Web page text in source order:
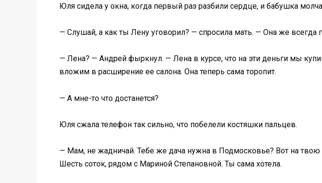
Юля сидела у окна, когда первый раз разбили сердце, и бабушка
— Слушай, а как ты Лену уговорил? — спросила мать. — Она же всегда
— Лена? — Андрей фыркнул. — Лена в курсе, что на эти деньги мы
вложим в расширение ее салона. Она теперь сама торопит.
— А мне-то что достанется?
Юля сжала телефон так сильно, что побелели костяшки пальцев.
— Мам, не жадничай. Тебе же дача нужна в Подмосковье? Вот на твою
Шесть соток, рядом с Мариной Степановной. Ты сама хотела.